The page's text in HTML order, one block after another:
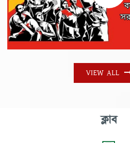
VIEW ALL
ক্লাব